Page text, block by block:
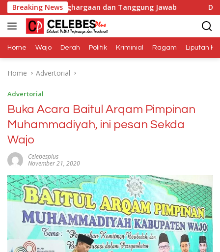
Skip
to
content
Breaking Newsdan Tanggung Jawab Dana Media
Home Wajo Derah Politik Kriminial Ragam Liputan
Home Advertorial
Advertorial
Buka Acara Baitul Arqam Pimpinan
Muhammadiyah, ini pesan Sekda
Wajo
Celebesplus
November 21, 2020